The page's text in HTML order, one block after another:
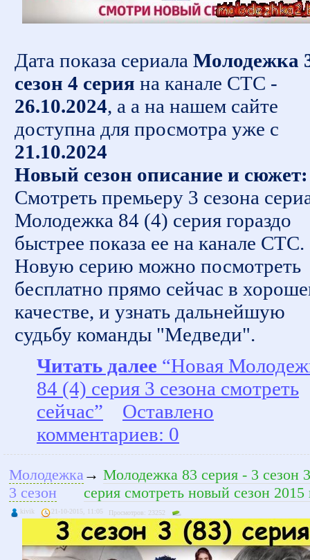
Дата показа сериала Молодежка
сезон 4 серия на канале СТС -
26.10.2024, а а на нашем сайте
доступна для просмотра уже с
21.10.2024
Новый сезон описание и сюжет:
Смотреть премьеру 3 сезона
Молодежка 84 (4) серия гораздо
быстрее показа ее на канале СТС.
Новую серию можно посмотреть
бесплатно прямо сейчас в
качестве, и узнать дальнейшую
судьбу команды "Медведи".
Читать далее “Новая
84 (4) серия 3 сезона смотреть
сейчас”
Оставлено
комментариев: 0
Молодежка
3 сезон
→ Молодежка 83 серия - 3 сезон 3
серия смотреть новый сезон 2015
kivik 21-10-2015, 11:05 Просмотров: 23252